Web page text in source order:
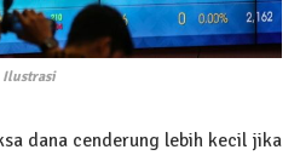
Ilustrasi
dana cenderung lebih kecil jika